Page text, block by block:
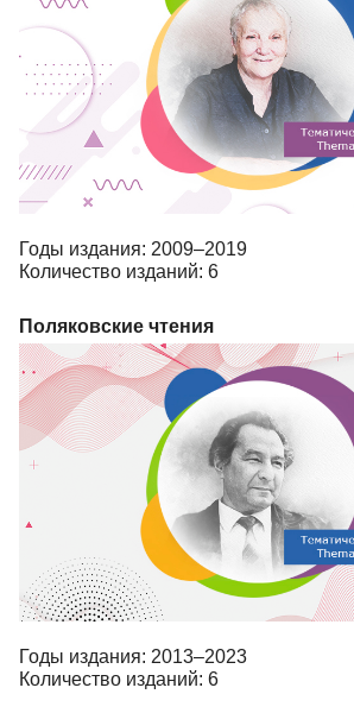
Годы издания: 2009–2019
Количество изданий: 6
Поляковские чтения
Годы издания: 2013–2023
Количество изданий: 6